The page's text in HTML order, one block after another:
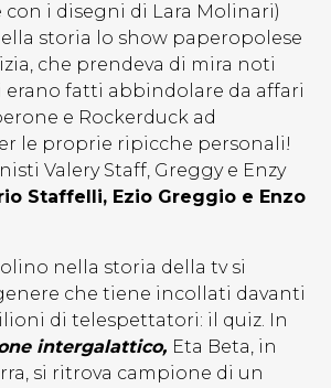
con i disegni di Lara Molinari)
storia lo show paperopolese
che prendeva di mira noti
erano fatti abbindolare da affari
e Rockerduck ad
le proprie ripicche personali!
Valery Staff, Greggy e Enzy
Staffelli, Ezio Greggio e Enzo
nella storia della tv si
che tiene incollati davanti
di telespettatori: il quiz. In
intergalattico, Eta Beta, in
si ritrova campione di un